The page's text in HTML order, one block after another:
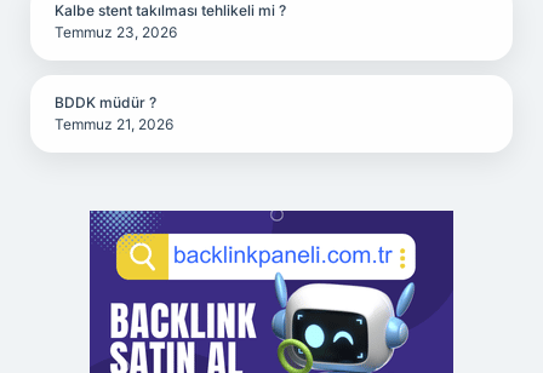
Kalbe stent takılması tehlikeli mi ?
Temmuz 23, 2026
BDDK müdür ?
Temmuz 21, 2026